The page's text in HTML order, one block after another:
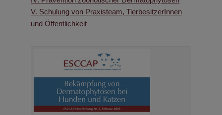
V. Schulung von Praxisteam, TierbesitzerInnen
und Öffentlichkeit